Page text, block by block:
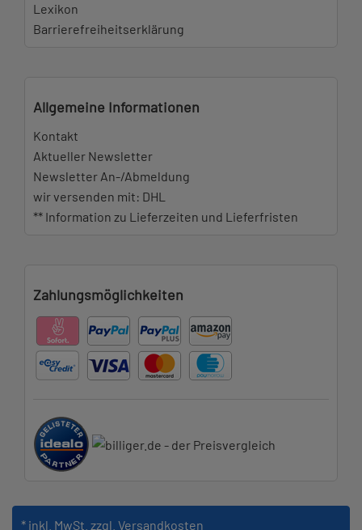
Lexikon
Barrierefreiheitserklärung
Allgemeine Informationen
Kontakt
Aktueller Newsletter
Newsletter An-/Abmeldung
wir versenden mit: DHL
** Information zu Lieferzeiten und Lieferfristen
Zahlungsmöglichkeiten
* inkl. MwSt. zzgl. Versandkosten